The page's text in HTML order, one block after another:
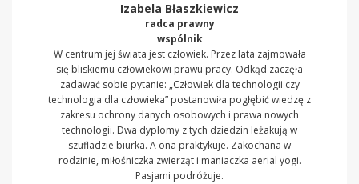
Izabela Błaszkiewicz
radca prawny
wspólnik
W centrum jej świata jest człowiek. Przez lata zajmowała
się bliskiemu człowiekowi prawu pracy. Odkąd zaczęła
zadawać sobie pytanie: „Człowiek dla technologii czy
technologia dla człowieka” postanowiła pogłębić wiedzę z
zakresu ochrony danych osobowych i prawa nowych
technologii. Dwa dyplomy z tych dziedzin leżakują w
szufladzie biurka. A ona praktykuje. Zakochana w
rodzinie, miłośniczka zwierząt i maniaczka aerial yogi.
Pasjami podróżuje.